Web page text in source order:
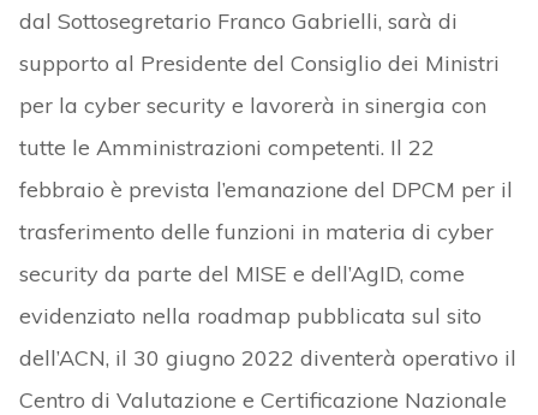
dal Sottosegretario Franco Gabrielli, sarà di
supporto al Presidente del Consiglio dei Ministri
per la cyber security e lavorerà in sinergia con
tutte le Amministrazioni competenti. Il 22
febbraio è prevista l’emanazione del DPCM per il
trasferimento delle funzioni in materia di cyber
security da parte del MISE e dell’AgID, come
evidenziato nella roadmap pubblicata sul sito
dell’ACN, il 30 giugno 2022 diventerà operativo il
Centro di Valutazione e Certificazione Nazionale